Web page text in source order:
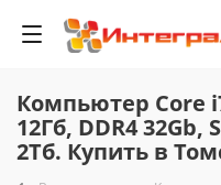
Компьютер Core
12Гб, DDR4 32Gb,
2Тб. Купить в